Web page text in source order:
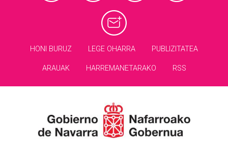
HONI BURUZ LEGE OHARRA PUBLIZITATEA
ARAUAK HARREMANETARAKO RSS